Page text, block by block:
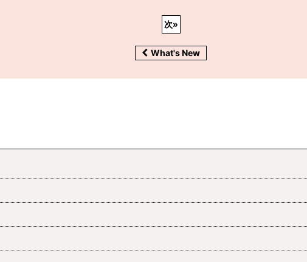
次»
What's New